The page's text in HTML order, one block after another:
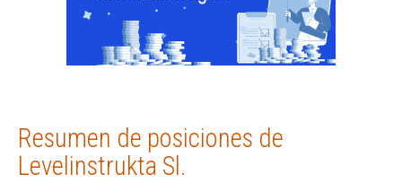
Resumen de posiciones de
Levelinstrukta Sl.